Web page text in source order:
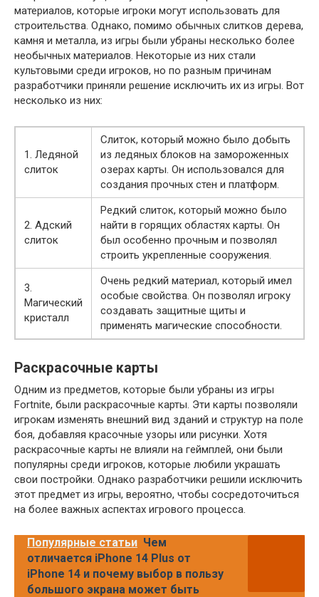
материалов, которые игроки могут использовать для
строительства. Однако, помимо обычных слитков дерева,
камня и металла, из игры были убраны несколько более
необычных материалов. Некоторые из них стали
культовыми среди игроков, но по разным причинам
разработчики приняли решение исключить их из игры. Вот
несколько из них:
1. Ледяной
слиток
Слиток, который можно было добыть
из ледяных блоков на замороженных
озерах карты. Он использовался для
создания прочных стен и платформ.
2. Адский
слиток
Редкий слиток, который можно было
найти в горящих областях карты. Он
был особенно прочным и позволял
строить укрепленные сооружения.
3.
Магический
кристалл
Очень редкий материал, который имел
особые свойства. Он позволял игроку
создавать защитные щиты и
применять магические способности.
Раскрасочные карты
Одним из предметов, которые были убраны из игры
Fortnite, были раскрасочные карты. Эти карты позволяли
игрокам изменять внешний вид зданий и структур на поле
боя, добавляя красочные узоры или рисунки. Хотя
раскрасочные карты не влияли на геймплей, они были
популярны среди игроков, которые любили украшать
свои постройки. Однако разработчики решили исключить
этот предмет из игры, вероятно, чтобы сосредоточиться
на более важных аспектах игрового процесса.
Популярные статьи Чем
отличается iPhone 14 Plus от
iPhone 14 и почему выбор в пользу
большого экрана может быть